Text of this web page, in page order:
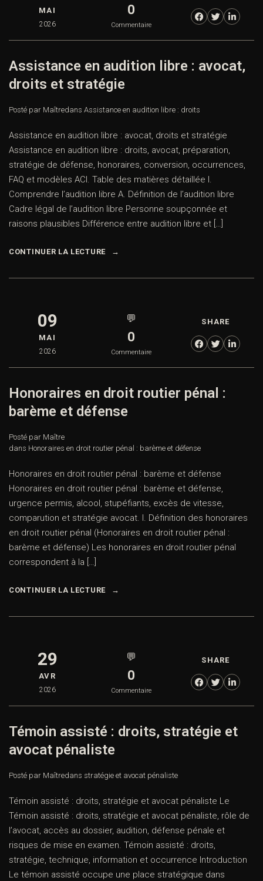
MAI
2026
0
Commentaire
Assistance en audition libre : avocat,
droits et stratégie
Posté par Maîtredans Assistance en audition libre : droits
Assistance en audition libre : avocat, droits et stratégie
Assistance en audition libre : droits, avocat, préparation,
stratégie de défense, honoraires, conversion, occurrences,
FAQ et modèles ACI. Table des matières détaillée I.
Comprendre l’audition libre A. Définition de l’audition libre
Cadre légal de l’audition libre Personne soupçonnée et
raisons plausibles Différence entre audition libre et […]
CONTINUER LA LECTURE
09
MAI
2026
💬
0
Commentaire
SHARE
Honoraires en droit routier pénal :
barème et défense
Posté par Maître
dans Honoraires en droit routier pénal : barème et défense
Honoraires en droit routier pénal : barème et défense
Honoraires en droit routier pénal : barème et défense,
urgence permis, alcool, stupéfiants, excès de vitesse,
comparution et stratégie avocat. I. Définition des honoraires
en droit routier pénal (Honoraires en droit routier pénal :
barème et défense) Les honoraires en droit routier pénal
correspondent à la […]
CONTINUER LA LECTURE
29
AVR
2026
💬
0
Commentaire
SHARE
Témoin assisté : droits, stratégie et
avocat pénaliste
Posté par Maîtredans stratégie et avocat pénaliste
Témoin assisté : droits, stratégie et avocat pénaliste Le
Témoin assisté : droits, stratégie et avocat pénaliste, rôle de
l’avocat, accès au dossier, audition, défense pénale et
risques de mise en examen. Témoin assisté : droits,
stratégie, technique, information et occurrence Introduction
Le témoin assisté occupe une place stratégique dans